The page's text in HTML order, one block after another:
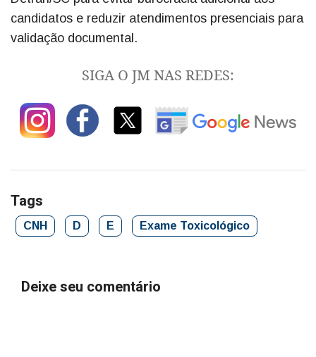
candidatos e reduzir atendimentos presenciais para
validação documental.
SIGA O JM NAS REDES:
Tags
CNH D E Exame Toxicológico
Deixe seu comentário